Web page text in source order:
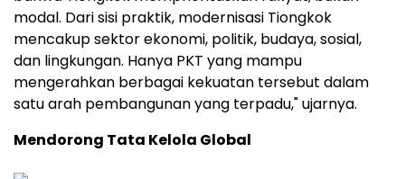
modal. Dari sisi praktik, modernisasi Tiongkok
mencakup sektor ekonomi, politik, budaya, sosial,
dan lingkungan. Hanya PKT yang mampu
mengerahkan berbagai kekuatan tersebut dalam
satu arah pembangunan yang terpadu," ujarnya.
Mendorong Tata Kelola Global